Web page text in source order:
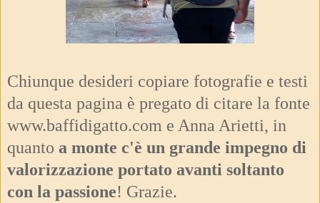
Chiunque desideri copiare fotografie e testi
da questa pagina è pregato di citare la fonte
www.baffidigatto.com e Anna Arietti, in
quanto a monte c'è un grande impegno di
valorizzazione portato avanti soltanto
con la passione! Grazie.